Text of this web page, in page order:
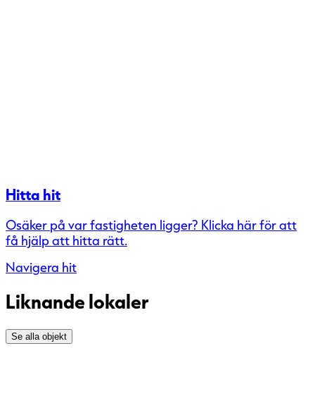
Hitta hit
Osäker på var fastigheten ligger? Klicka här för att
få hjälp att hitta rätt.
Navigera hit
Liknande lokaler
Se alla objekt